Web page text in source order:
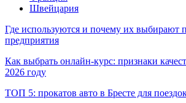
Швейцария
Где используются и почему их выбирают
предприятия
Как выбрать онлайн-курс: признаки
2026 году
ТОП 5: прокатов авто в Бресте для